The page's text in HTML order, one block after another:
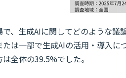
で、生成AIに関してどのような
は一部で生成AIの活用・導入
全体の39.5%でした。